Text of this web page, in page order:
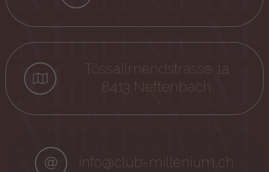
Tössallmendstrasse 1a
8413 Neftenbach
info@club-millenium.ch